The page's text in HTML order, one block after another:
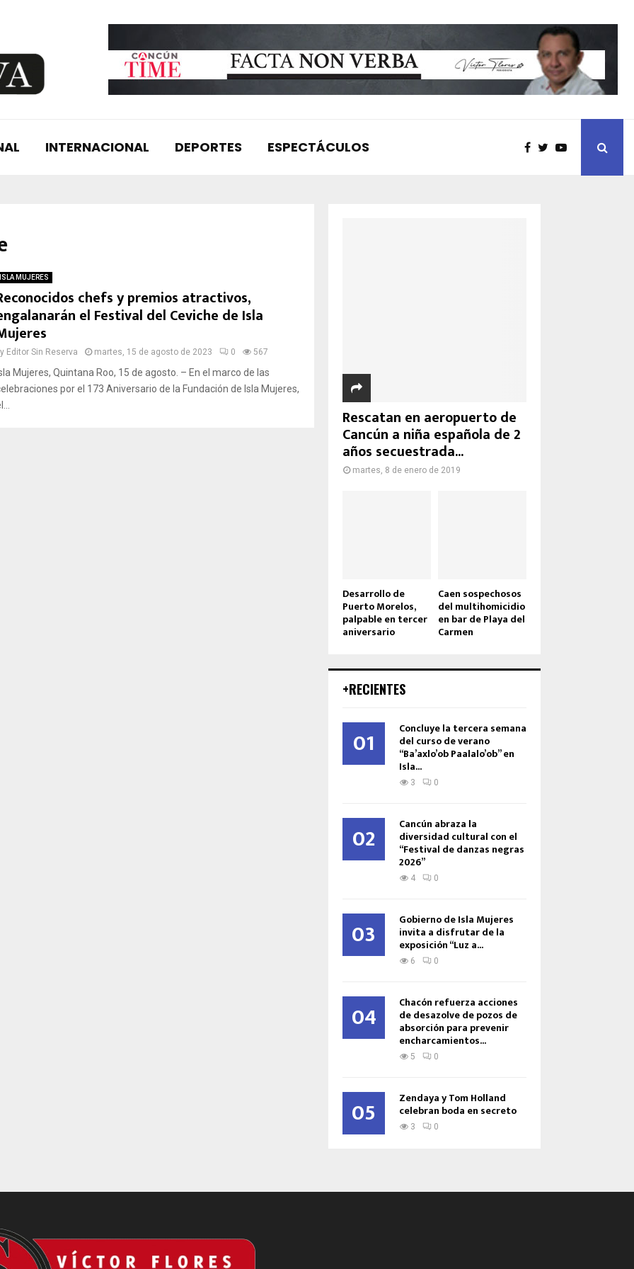
INTERNACIONAL DEPORTES ESPECTÁCULOS
ISLA MUJERES
chefs y premios atractivos,
el Festival del Ceviche de Isla
Editor Sin Reserva martes, 15 de agosto de 2023 0 567
Mujeres, Quintana Roo, 15 de agosto. – En el marco de las
por el 173 Aniversario de la Fundación de Isla Mujeres,
Rescatan en aeropuerto de
Cancún a niña española de 2
años secuestrada...
martes, 8 de enero de 2019
Desarrollo de
Puerto Morelos,
palpable en tercer
aniversario
Caen sospechosos
del multihomicidio
en bar de Playa del
Carmen
+RECIENTES
01 Concluye la tercera semana
del curso de verano
“Ba’axlo’ob Paalalo’ob” en
Isla...
3 0
02 Cancún abraza la
diversidad cultural con el
“Festival de danzas negras
2026”
4 0
03 Gobierno de Isla Mujeres
invita a disfrutar de la
exposición “Luz a...
6 0
04 Chacón refuerza acciones
de desazolve de pozos de
absorción para prevenir
encharcamientos...
5 0
05 Zendaya y Tom Holland
celebran boda en secreto
3 0